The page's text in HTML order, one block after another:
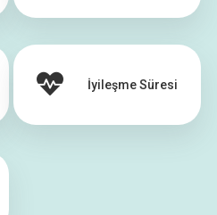
İyileşme Süresi